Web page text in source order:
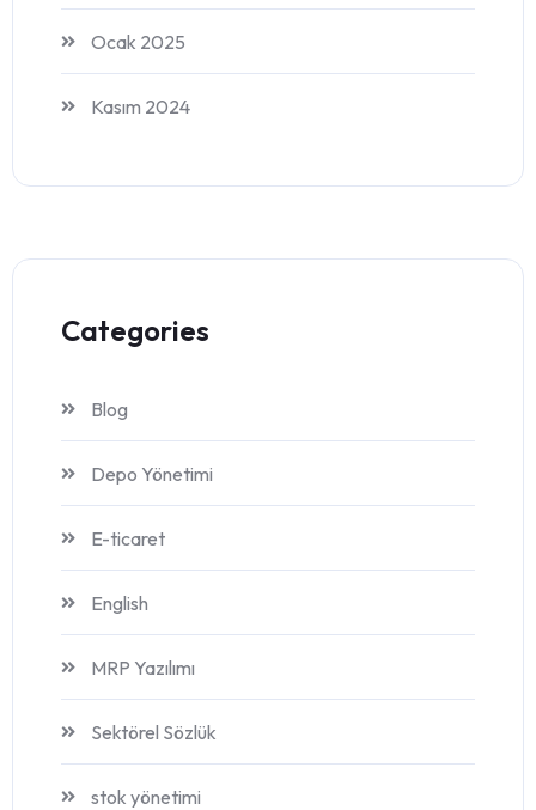
Ocak 2025
Kasım 2024
Categories
Blog
Depo Yönetimi
E-ticaret
English
MRP Yazılımı
Sektörel Sözlük
stok yönetimi